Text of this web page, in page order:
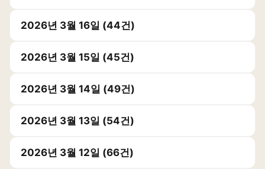
2026년 3월 16일 (44건)
2026년 3월 15일 (45건)
2026년 3월 14일 (49건)
2026년 3월 13일 (54건)
2026년 3월 12일 (66건)